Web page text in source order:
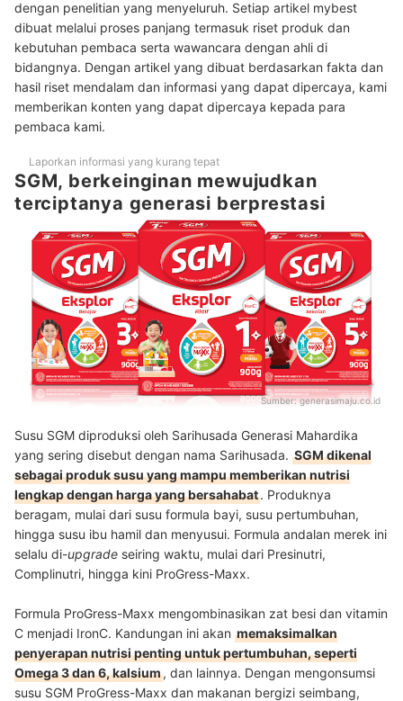
dengan penelitian yang menyeluruh. Setiap artikel mybest
dibuat melalui proses panjang termasuk riset produk dan
kebutuhan pembaca serta wawancara dengan ahli di
bidangnya. Dengan artikel yang dibuat berdasarkan fakta dan
hasil riset mendalam dan informasi yang dapat dipercaya, kami
memberikan konten yang dapat dipercaya kepada para
pembaca kami.
Laporkan informasi yang kurang tepat
SGM, berkeinginan mewujudkan
terciptanya generasi berprestasi
Sumber:generasimaju.co.id
Susu SGM diproduksi oleh Sarihusada Generasi Mahardika
yang sering disebut dengan nama Sarihusada. SGM dikenal
sebagai produk susu yang mampu memberikan nutrisi
lengkap dengan harga yang bersahabat. Produknya
beragam, mulai dari susu formula bayi, susu pertumbuhan,
hingga susu ibu hamil dan menyusui. Formula andalan merek ini
selalu di-upgrade seiring waktu, mulai dari Presinutri,
Complinutri, hingga kini ProGress-Maxx.
Formula ProGress-Maxx mengombinasikan zat besi dan vitamin
C menjadi IronC. Kandungan ini akan memaksimalkan
penyerapan nutrisi penting untuk pertumbuhan, seperti
Omega 3 dan 6, kalsium, dan lainnya. Dengan mengonsumsi
susu SGM ProGress-Maxx dan makanan bergizi seimbang,